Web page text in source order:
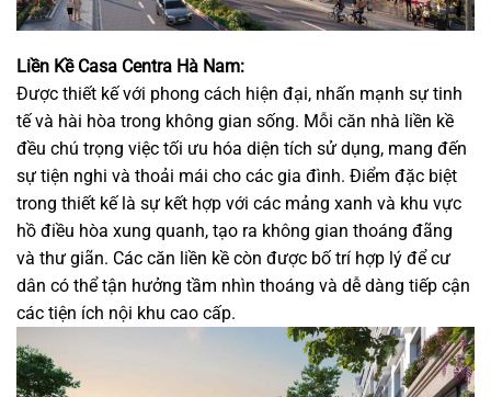
Liền Kề Casa Centra Hà Nam:
Được thiết kế với phong cách hiện đại, nhấn mạnh sự tinh
tế và hài hòa trong không gian sống. Mỗi căn nhà liền kề
đều chú trọng việc tối ưu hóa diện tích sử dụng, mang đến
sự tiện nghi và thoải mái cho các gia đình. Điểm đặc biệt
trong thiết kế là sự kết hợp với các mảng xanh và khu vực
hồ điều hòa xung quanh, tạo ra không gian thoáng đãng
và thư giãn. Các căn liền kề còn được bố trí hợp lý để cư
dân có thể tận hưởng tầm nhìn thoáng và dễ dàng tiếp cận
các tiện ích nội khu cao cấp.